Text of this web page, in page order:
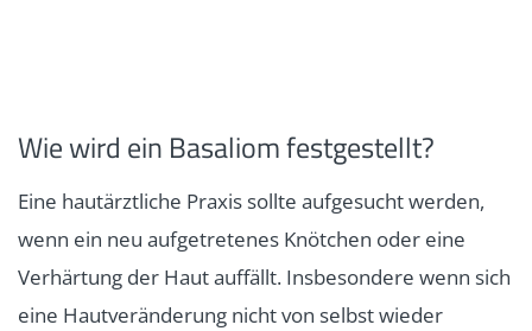
Wie wird ein Basaliom festgestellt?
Eine hautärztliche Praxis sollte aufgesucht werden,
wenn ein neu aufgetretenes Knötchen oder eine
Verhärtung der Haut auffällt. Insbesondere wenn sich
eine Hautveränderung nicht von selbst wieder